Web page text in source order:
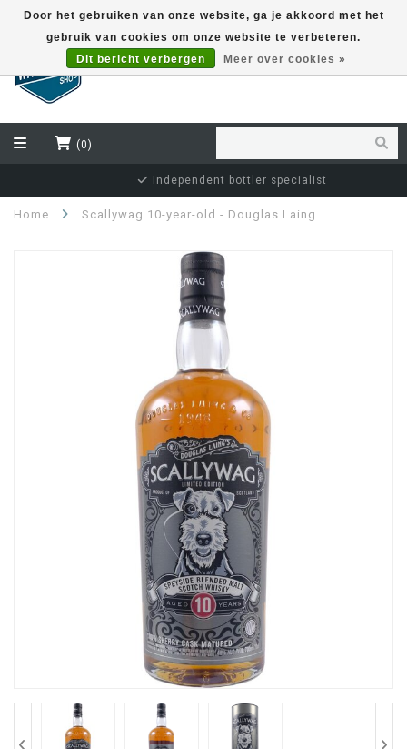
(0)
Independent bottler specialist
Home Scallywag 10-year-old - Douglas Laing
Door het gebruiken van onze website, ga je akkoord met het
gebruik van cookies om onze website te verbeteren.
Dit bericht verbergen
Meer over cookies »